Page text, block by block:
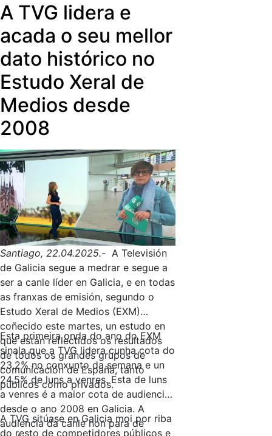
A TVG lidera e
acada o seu mellor
dato histórico no
Estudo Xeral de
Medios desde
2008
Santiago, 22.04.2025.- A Televisión
de Galicia segue a medrar e segue a
ser a canle líder en Galicia, e en todas
as franxas de emisión, segundo o
Estudo Xeral de Medios (EXM)
coñecido este martes, un estudo en
que están reflectidos os resultados
de todos os grandes grupos de
comunicación de España, tanto
públicos como privados.
Esta primeira onda do ano do EXM
sinala que a TVG lidera cunha cota do
23,2% no conxunto da semana e un
24,5% de luns a venres. Esta de luns
a venres é a maior cota de audiencia
desde o ano 2008 en Galicia. A
audiencia da canle non para de
A TVG sitúase en Galicia moi por riba
do resto de competidores públicos e